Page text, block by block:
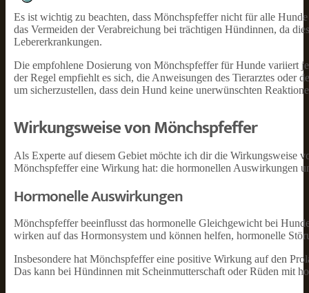
Es ist wichtig zu beachten, dass Mönchspfeffer nicht für alle
das Vermeiden der Verabreichung bei trächtigen Hündinnen, da
Lebererkrankungen.
Die empfohlene Dosierung von Mönchspfeffer für Hunde variiert
der Regel empfiehlt es sich, die Anweisungen des Tierarztes oder
um sicherzustellen, dass dein Hund keine unerwünschten
Wirkungsweise von Mönchspfeffer
Als Experte auf diesem Gebiet möchte ich dir die Wirkungsweise
Mönchspfeffer eine Wirkung hat: die hormonellen Auswirkungen
Hormonelle Auswirkungen
Mönchspfeffer beeinflusst das hormonelle Gleichgewicht bei
wirken auf das Hormonsystem und können helfen, hormonelle
Insbesondere hat Mönchspfeffer eine positive Wirkung auf den
Das kann bei Hündinnen mit Scheinmutterschaft oder Rüden mit